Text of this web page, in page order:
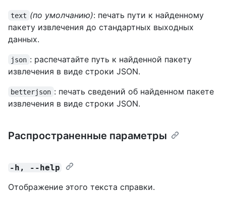
text (по умолчанию): печать пути к найденному
пакету извлечения до стандартных выходных
данных.
json : распечатайте путь к найденной пакету
извлечения в виде строки JSON.
betterjson : печать сведений об найденном пакете
извлечения в виде строки JSON.
Распространенные параметры
-h, --help
Отображение этого текста справки.